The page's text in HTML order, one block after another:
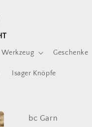
Werkzeug Geschenke
Isager Knöpfe
bc Garn